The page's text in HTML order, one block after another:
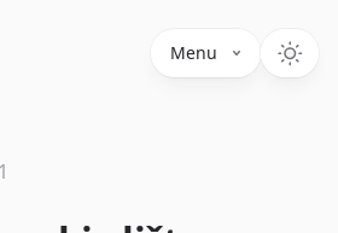
Menu